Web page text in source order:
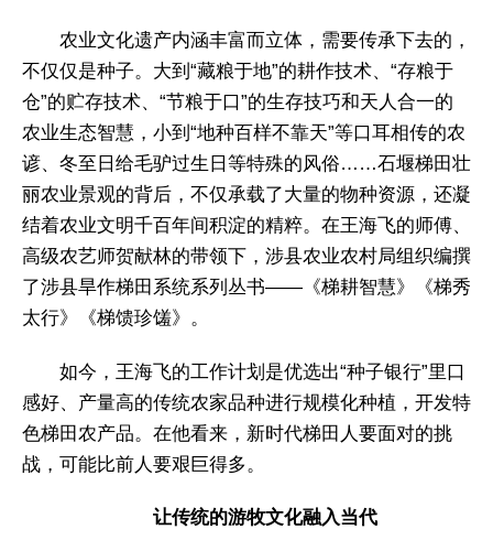
农业文化遗产内涵丰富而立体，需要传承下去的，
不仅仅是种子。大到“藏粮于地”的耕作技术、“存粮于
仓”的贮存技术、“节粮于口”的生存技巧和天人合一的
农业生态智慧，小到“地种百样不靠天”等口耳相传的农
谚、冬至日给毛驴过生日等特殊的风俗……石堰梯田壮
丽农业景观的背后，不仅承载了大量的物种资源，还凝
结着农业文明千百年间积淀的精粹。在王海飞的师傅、
高级农艺师贺献林的带领下，涉县农业农村局组织编撰
了涉县旱作梯田系统系列丛书——《梯耕智慧》《梯秀
太行》《梯馈珍馐》。
如今，王海飞的工作计划是优选出“种子银行”里口
感好、产量高的传统农家品种进行规模化种植，开发特
色梯田农产品。在他看来，新时代梯田人要面对的挑
战，可能比前人要艰巨得多。
让传统的游牧文化融入当代